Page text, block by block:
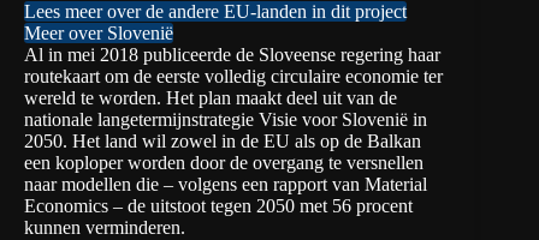
Lees meer over de andere EU-landen in dit project
Meer over Slovenië
Al in mei 2018 publiceerde de Sloveense regering haar
routekaart om de eerste volledig circulaire economie ter
wereld te worden. Het plan maakt deel uit van de
nationale langetermijnstrategie Visie voor Slovenië in
2050. Het land wil zowel in de EU als op de Balkan
een koploper worden door de overgang te versnellen
naar modellen die – volgens een rapport van Material
Economics – de uitstoot tegen 2050 met 56 procent
kunnen verminderen.